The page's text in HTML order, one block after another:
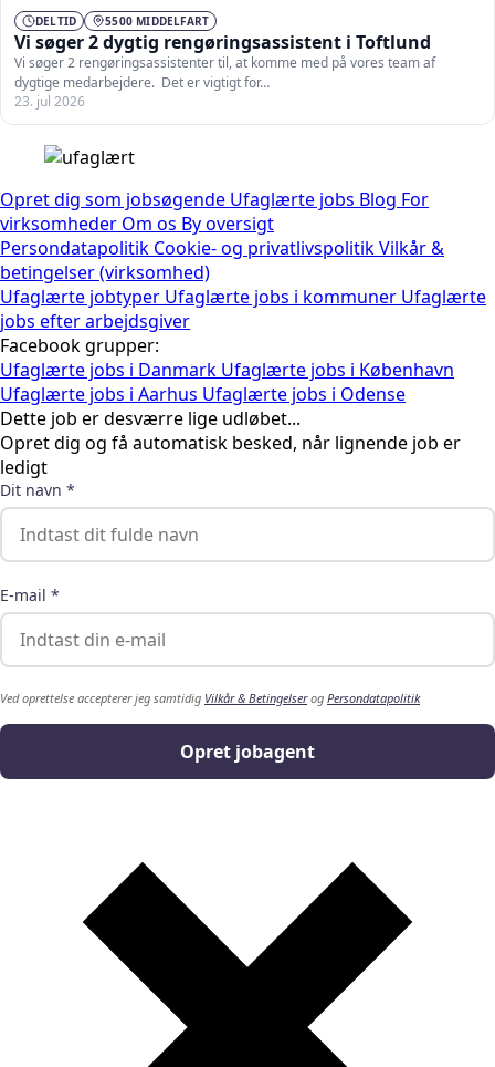
DELTID 5500 MIDDELFART
Vi søger 2 dygtig rengøringsassistent i Toftlund
Vi søger 2 rengøringsassistenter til, at komme med på vores team af
dygtige medarbejdere. Det er vigtigt for…
23. jul 2026
Opret dig som jobsøgende Ufaglærte jobs Blog For
virksomheder Om os By oversigt
Persondatapolitik Cookie- og privatlivspolitikVilkår &
betingelser (virksomhed)
Ufaglærte jobtyper Ufaglærte jobs i kommuner Ufaglærte
jobs efter arbejdsgiver
Facebook grupper:
Ufaglærte jobs i Danmark Ufaglærte jobs i København
Ufaglærte jobs i Aarhus Ufaglærte jobs i Odense
Dette job er desværre lige udløbet...
Opret dig og få automatisk besked, når lignende job er
ledigt
Dit navn *
E-mail *
Ved oprettelse accepterer jeg samtidig Vilkår & Betingelserog Persondatapolitik
Opret jobagent